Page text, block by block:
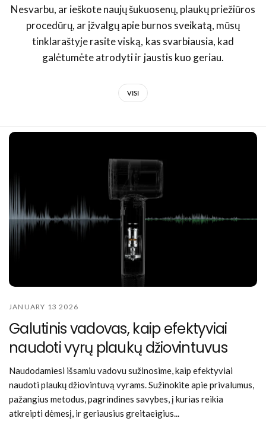
Nesvarbu, ar ieškote naujų šukuosenų, plaukų priežiūros
procedūrų, ar įžvalgų apie burnos sveikatą, mūsų
tinklaraštyje rasite viską, kas svarbiausia, kad
galėtumėte atrodyti ir jaustis kuo geriau.
VISI
JANUARY 13 2026
Galutinis vadovas, kaip efektyviai
naudoti vyrų plaukų džiovintuvus
Naudodamiesi išsamiu vadovu sužinosime, kaip efektyviai
naudoti plaukų džiovintuvą vyrams. Sužinokite apie privalumus,
pažangius metodus, pagrindines savybes, į kurias reikia
atkreipti dėmesį, ir geriausius greitaeigius...